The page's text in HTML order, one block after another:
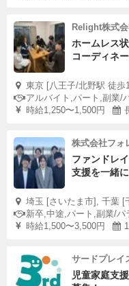
Relight株式
ホームレス
コーディネ
東京 [八王子/北野駅 徒歩
アルバイト,パート,副業/
時給1,250〜1,500円
株式会社フォ
ファンドレ
支援を一緒
埼玉 [さいたま市], 千葉 [
新卒,中途,パート,副業/パ
時給1,500〜3,500円
サードプレイ
児童家庭支